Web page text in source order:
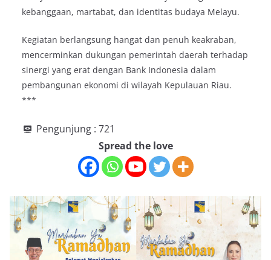
kebanggaan, martabat, dan identitas budaya Melayu.
Kegiatan berlangsung hangat dan penuh keakraban,
mencerminkan dukungan pemerintah daerah terhadap
sinergi yang erat dengan Bank Indonesia dalam
pembangunan ekonomi di wilayah Kepulauan Riau.
***
Pengunjung : 721
Spread the love